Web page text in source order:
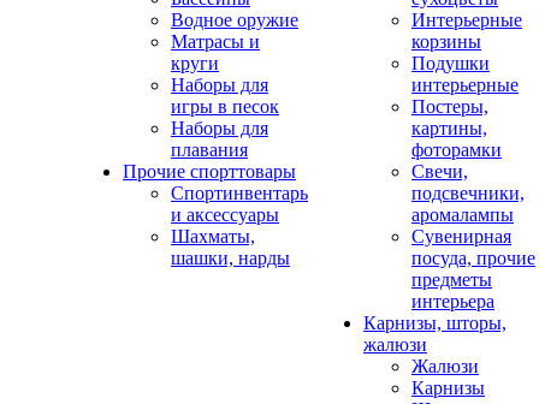
Водное оружие
Матрасы и
круги
Наборы для
игры в песок
Наборы для
плавания
Прочие спорттовары
Спортинвентарь
и аксессуары
Шахматы,
шашки, нарды
Интерьерные
корзины
Подушки
интерьерные
Постеры,
картины,
фоторамки
Свечи,
подсвечники,
аромалампы
Сувенирная
посуда, прочие
предметы
интерьера
Карнизы, шторы,
жалюзи
Жалюзи
Карнизы